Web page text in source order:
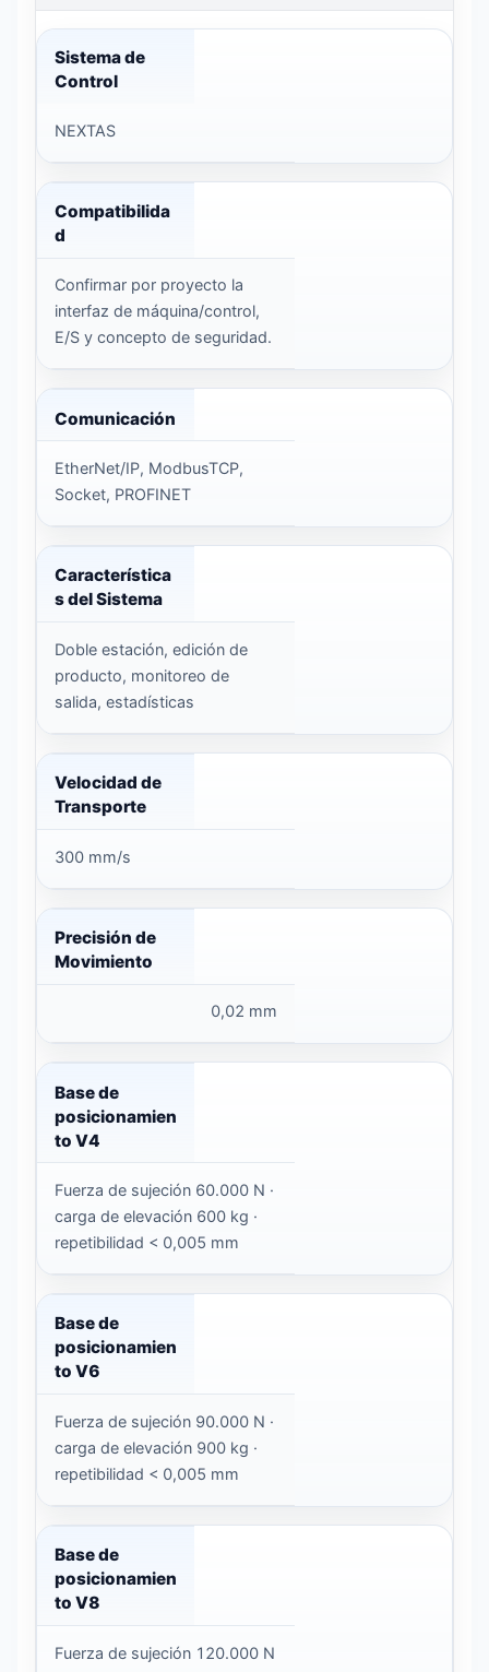
Sistema automático de cambio de palés — datos técnicos
Sistema de
Control
NEXTAS
Compatibilida
d
Confirmar por proyecto la
interfaz de máquina/control,
E/S y concepto de seguridad.
Comunicación
EtherNet/IP, ModbusTCP,
Socket, PROFINET
Característica
s del Sistema
Doble estación, edición de
producto, monitoreo de
salida, estadísticas
Velocidad de
Transporte
300 mm/s
Precisión de
Movimiento
0,02 mm
Base de
posicionamien
to V4
Fuerza de sujeción 60.000 N ·
carga de elevación 600 kg ·
repetibilidad < 0,005 mm
Base de
posicionamien
to V6
Fuerza de sujeción 90.000 N ·
carga de elevación 900 kg ·
repetibilidad < 0,005 mm
Base de
posicionamien
to V8
Fuerza de sujeción 120.000 N